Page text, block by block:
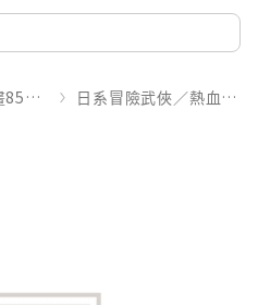
📌圖文漫畫85折起 日系冒險武俠／熱血運動